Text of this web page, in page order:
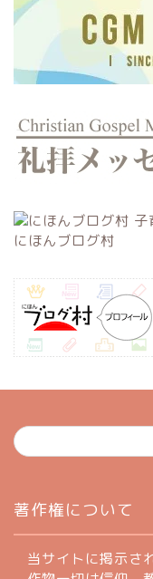
にほんブログ村
著作権について
当サイトに掲示さ